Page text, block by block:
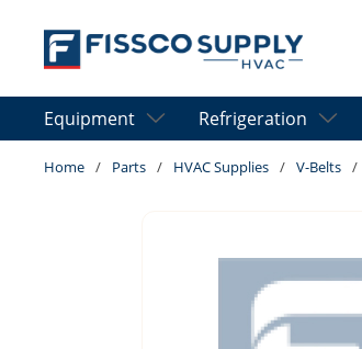
Skip to main content
Equipment Refrigeration
Home / Parts / HVAC Supplies / V-Belts /